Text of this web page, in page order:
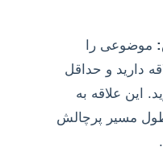
موضوعی را
دارید و حداقل
این علاقه به
مسیر پرچالش